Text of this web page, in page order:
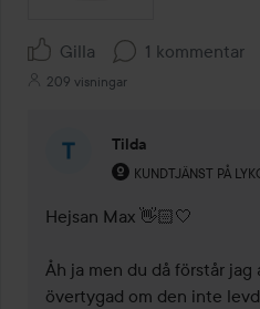
Gilla 1 kommentar
209 visningar
Tilda
KUNDTJÄNST PÅ
Användarens roll:
Hejsan Max 👋🏻🤍
Åh ja men du då förstår
övertygad om den inte